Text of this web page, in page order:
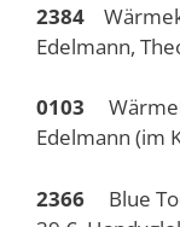
2384
Edelmann,
0103
Edelmann (im
2366 Blue